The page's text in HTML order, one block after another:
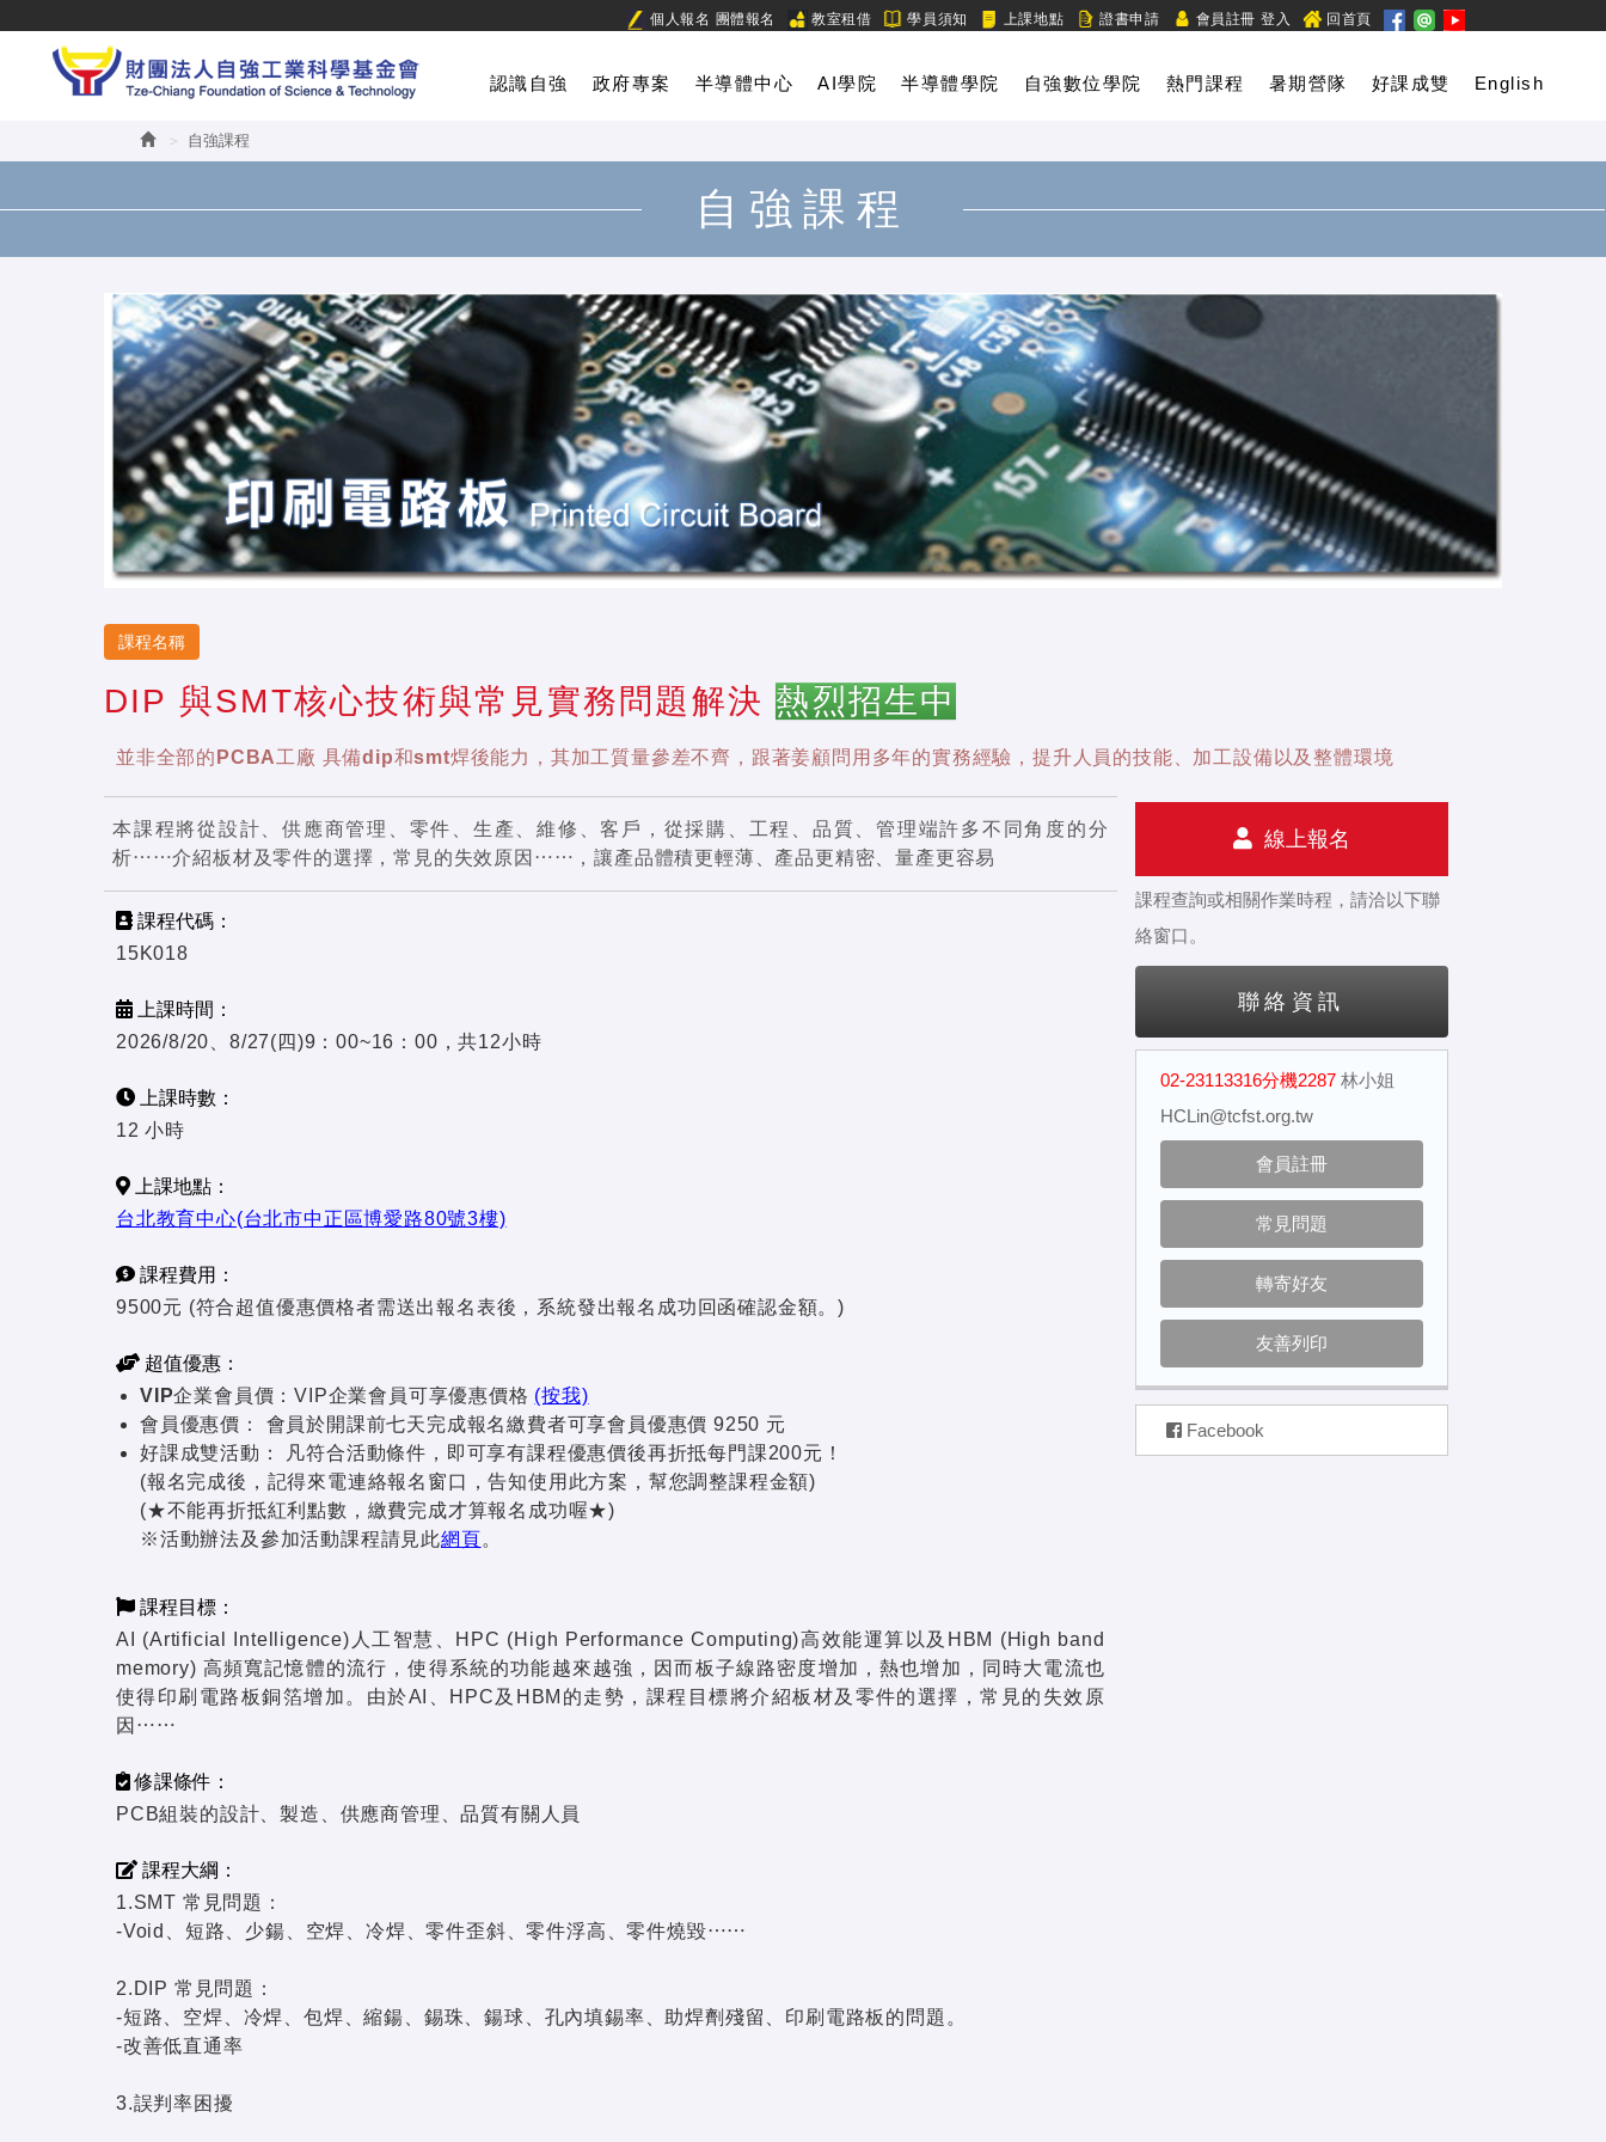
認識自強 政府專案 半導體中心 AI學院 半導體學院 自強數位學院 熱門課程 暑期營隊 好課成雙 English
個人報名 團體報名 教室租借 學員須知 上課地點 證書申請 會員註冊 登入 回首頁
自強課程
自強課程
課程名稱
DIP 與SMT核心技術與常見實務問題解決 熱烈招生中
並非全部的PCBA工廠 具備dip和smt焊後能力，其加工質量參差不齊，跟著姜顧問用多年的實務經驗，提升人員的技能、加工設備以及整體環境
本課程將從設計、供應商管理、零件、生產、維修、客戶，從採購、工程、品質、管理端許多不同角度的分
析⋯⋯介紹板材及零件的選擇，常見的失效原因⋯⋯，讓產品體積更輕薄、產品更精密、量產更容易
課程代碼：
15K018
上課時間：
2026/8/20、8/27(四)9：00~16：00，共12小時
上課時數：
12 小時
上課地點：
台北教育中心(台北市中正區博愛路80號3樓)
課程費用：
9500元 (符合超值優惠價格者需送出報名表後，系統發出報名成功回函確認金額。)
超值優惠：
VIP企業會員價：VIP企業會員可享優惠價格 (按我)
會員優惠價：
會員於開課前七天完成報名繳費者可享會員優惠價 9250 元
好課成雙活動：
凡符合活動條件，即可享有課程優惠價後再折抵每門課200元！
(報名完成後，記得來電連絡報名窗口，告知使用此方案，幫您調整課程金額)
(★不能再折抵紅利點數，繳費完成才算報名成功喔★)
※活動辦法及參加活動課程請見此網頁。
課程目標：
AI (Artificial Intelligence)人工智慧、HPC (High Performance Computing)高效能運算以及HBM (High band
memory) 高頻寬記憶體的流行，使得系統的功能越來越強，因而板子線路密度增加，熱也增加，同時大電流也
使得印刷電路板銅箔增加。由於AI、HPC及HBM的走勢，課程目標將介紹板材及零件的選擇，常見的失效原
因⋯⋯
修課條件：
PCB組裝的設計、製造、供應商管理、品質有關人員
課程大綱：
1.SMT 常見問題：
-Void、短路、少鍚、空焊、冷焊、零件歪斜、零件浮高、零件燒毀⋯⋯
2.DIP 常見問題：
-短路、空焊、冷焊、包焊、縮鍚、錫珠、鍚球、孔內填錫率、助焊劑殘留、印刷電路板的問題。
-改善低直通率
3.誤判率困擾
線上報名
課程查詢或相關作業時程，請洽以下聯
絡窗口。
聯絡資訊
02-23113316分機2287林小姐
HCLin@tcfst.org.tw
會員註冊
常見問題
轉寄好友
友善列印
Facebook